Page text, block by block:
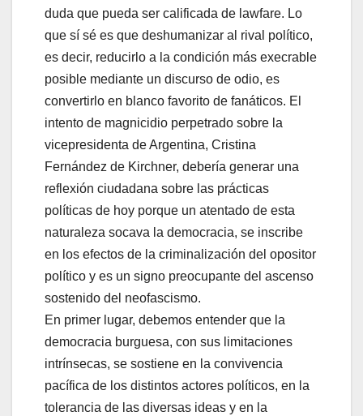
duda que pueda ser calificada de lawfare. Lo
que sí sé es que deshumanizar al rival político,
es decir, reducirlo a la condición más execrable
posible mediante un discurso de odio, es
convertirlo en blanco favorito de fanáticos. El
intento de magnicidio perpetrado sobre la
vicepresidenta de Argentina, Cristina
Fernández de Kirchner, debería generar una
reflexión ciudadana sobre las prácticas
políticas de hoy porque un atentado de esta
naturaleza socava la democracia, se inscribe
en los efectos de la criminalización del opositor
político y es un signo preocupante del ascenso
sostenido del neofascismo.
En primer lugar, debemos entender que la
democracia burguesa, con sus limitaciones
intrínsecas, se sostiene en la convivencia
pacífica de los distintos actores políticos, en la
tolerancia de las diversas ideas y en la